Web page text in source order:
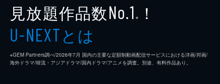
見放題作品数No.1 ※ ！
U-NEXTとは
※GEM Partners調べ/2026年7⽉ 国内の主要な定額制動画配信サービスにおける洋画/邦画/
海外ドラマ/韓流・アジアドラマ/国内ドラマ/アニメを調査。別途、有料作品あり。